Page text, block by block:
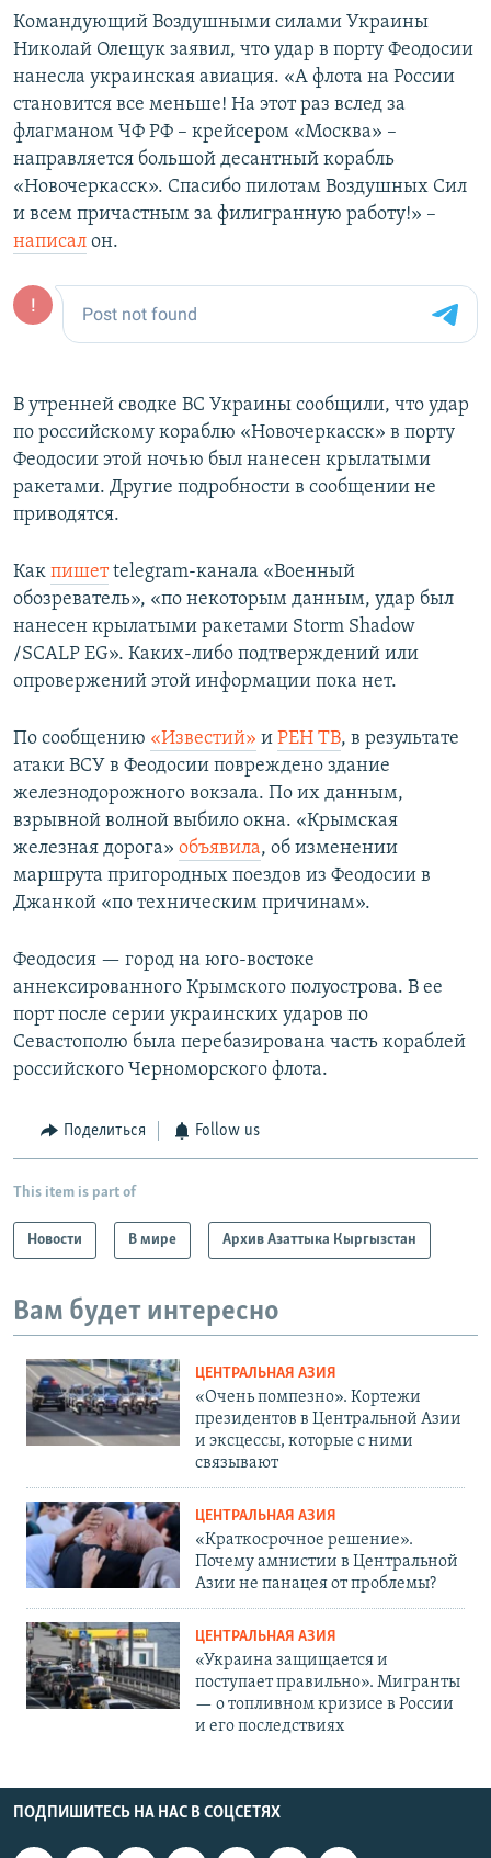
Командующий Воздушными силами Украины
Николай Олещук заявил, что удар в порту Феодосии
нанесла украинская авиация. «А флота на России
становится все меньше! На этот раз вслед за
флагманом ЧФ РФ – крейсером «Москва» –
направляется большой десантный корабль
«Новочеркасск». Спасибо пилотам Воздушных Сил
и всем причастным за филигранную работу!» –
написал он.
В утренней сводке ВС Украины сообщили, что удар
по российскому кораблю «Новочеркасск» в порту
Феодосии этой ночью был нанесен крылатыми
ракетами. Другие подробности в сообщении не
приводятся.
Как пишетtelegram-канала «Военный
обозреватель», «по некоторым данным, удар был
нанесен крылатыми ракетами Storm Shadow
/SCALP EG». Каких-либо подтверждений или
опровержений этой информации пока нет.
По сообщению «Известий» и РЕН ТВ, в результате
атаки ВСУ в Феодосии повреждено здание
железнодорожного вокзала. По их данным,
взрывной волной выбило окна. «Крымская
железная дорога» объявила, об изменении
маршрута пригородных поездов из Феодосии в
Джанкой «по техническим причинам».
Феодосия — город на юго-востоке
аннексированного Крымского полуострова. В ее
порт после серии украинских ударов по
Севастополю была перебазирована часть кораблей
российского Черноморского флота.
Поделиться Follow us
This item is part of
Новости В мире Архив Азаттыка Кыргызстан
Вам будет интересно
ЦЕНТРАЛЬНАЯ АЗИЯ
«Очень помпезно». Кортежи
президентов в Центральной Азии
и эксцессы, которые с ними
связывают
ЦЕНТРАЛЬНАЯ АЗИЯ
«Краткосрочное решение».
Почему амнистии в Центральной
Азии не панацея от проблемы?
ЦЕНТРАЛЬНАЯ АЗИЯ
«Украина защищается и
поступает правильно». Мигранты
— о топливном кризисе в России
и его последствиях
ПОДПИШИТЕСЬ НА НАС В СОЦСЕТЯХ